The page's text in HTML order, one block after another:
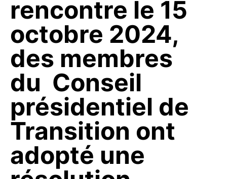
rencontre le 15
octobre 2024,
des membres
du Conseil
présidentiel de
Transition ont
adopté une